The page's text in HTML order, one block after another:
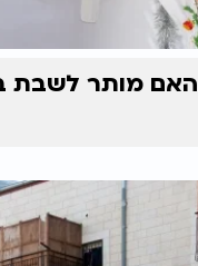
האם מותר לשבת